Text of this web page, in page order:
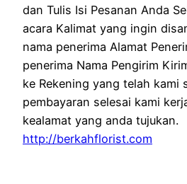
dan Tulis Isi Pesanan Anda
acara Kalimat yang ingin
nama penerima Alamat
penerima Nama Pengirim
ke Rekening yang telah kami
pembayaran selesai kami
kealamat yang anda tujukan.
http://berkahflorist.com